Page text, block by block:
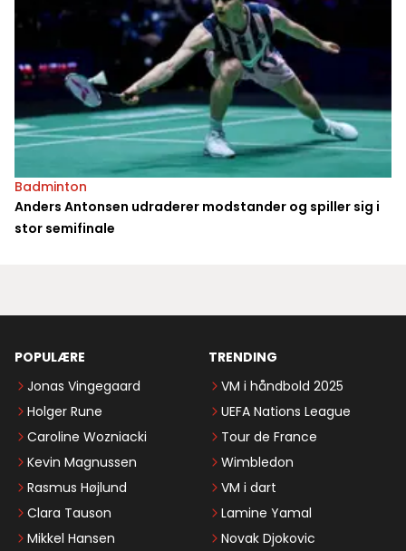
Badminton
Anders Antonsen udraderer modstander og spiller sig i
stor semifinale
POPULÆRE
Jonas Vingegaard
Holger Rune
Caroline Wozniacki
Kevin Magnussen
Rasmus Højlund
Clara Tauson
Mikkel Hansen
TRENDING
VM i håndbold 2025
UEFA Nations League
Tour de France
Wimbledon
VM i dart
Lamine Yamal
Novak Djokovic